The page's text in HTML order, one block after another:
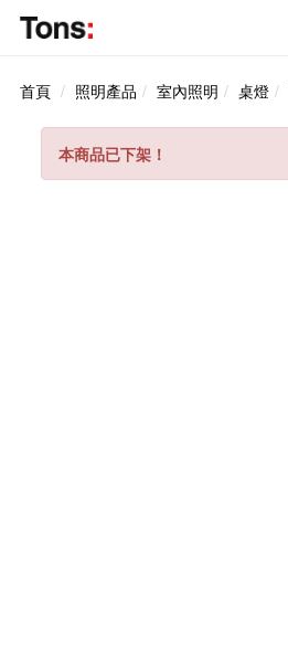
首頁 照明產品 室內照明 桌燈
本商品已下架！